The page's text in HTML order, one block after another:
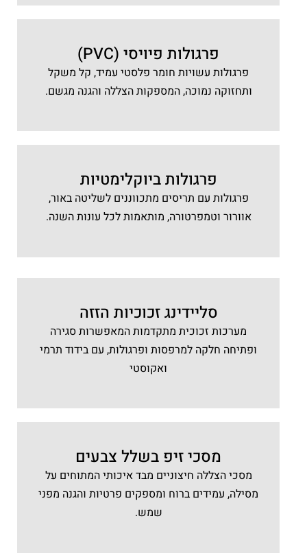
פרגולות פיויסי (PVC)
פרגולות עשויות חומר פלסטי עמיד, קל משקל
ותחזוקה נמוכה, המספקות הצללה והגנה מגשם.
פרגולות ביוקלימטיות
פרגולות עם תריסים מתכווננים לשליטה באור,
אוורור וטמפרטורה, מותאמות לכל עונות השנה.
סליידינג זכוכיות הזזה
מערכות זכוכית מתקדמות המאפשרות סגירה
ופתיחה חלקה למרפסות ופרגולות, עם בידוד תרמי
ואקוסטי
מסכי זיפ בשלל צבעים
מסכי הצללה חיצוניים מבד איכותי המתוחים על
מסילה, עמידים ברוח ומספקים פרטיות והגנה מפני
שמש.